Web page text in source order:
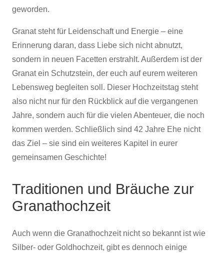
geworden.
Granat steht für Leidenschaft und Energie – eine
Erinnerung daran, dass Liebe sich nicht abnutzt,
sondern in neuen Facetten erstrahlt. Außerdem ist der
Granat ein Schutzstein, der euch auf eurem weiteren
Lebensweg begleiten soll. Dieser Hochzeitstag steht
also nicht nur für den Rückblick auf die vergangenen
Jahre, sondern auch für die vielen Abenteuer, die noch
kommen werden. Schließlich sind 42 Jahre Ehe nicht
das Ziel – sie sind ein weiteres Kapitel in eurer
gemeinsamen Geschichte!
Traditionen und Bräuche zur
Granathochzeit
Auch wenn die Granathochzeit nicht so bekannt ist wie
Silber- oder Goldhochzeit, gibt es dennoch einige